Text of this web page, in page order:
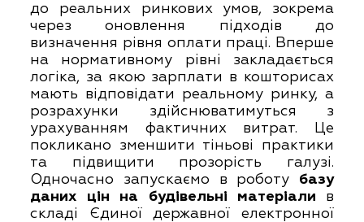
до реальних ринкових умов, зокрема
через оновлення підходів до
визначення рівня оплати праці. Вперше
на нормативному рівні закладається
логіка, за якою зарплати в кошторисах
мають відповідати реальному ринку, а
розрахунки здійснюватимуться з
урахуванням фактичних витрат. Це
покликано зменшити тіньові практики
та підвищити прозорість галузі.
Одночасно запускаємо в роботу базу
даних цін на будівельні матеріали в
складі Єдиної державної електронної